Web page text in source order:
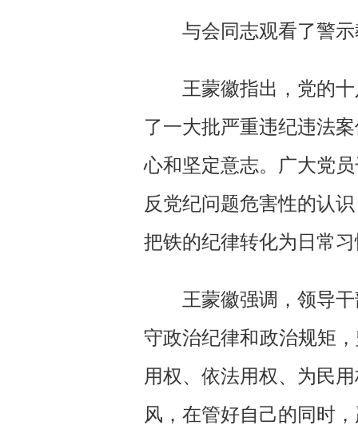
与会同志观看了警
王蒙徽指出，党的
了一大批严重违纪违法
心和坚定意志。广大党
反党纪问题危害性的认
把铁的纪律转化为日常
王蒙徽强调，领导
守政治纪律和政治规矩
用权、依法用权、为民
风，在管好自己的同时